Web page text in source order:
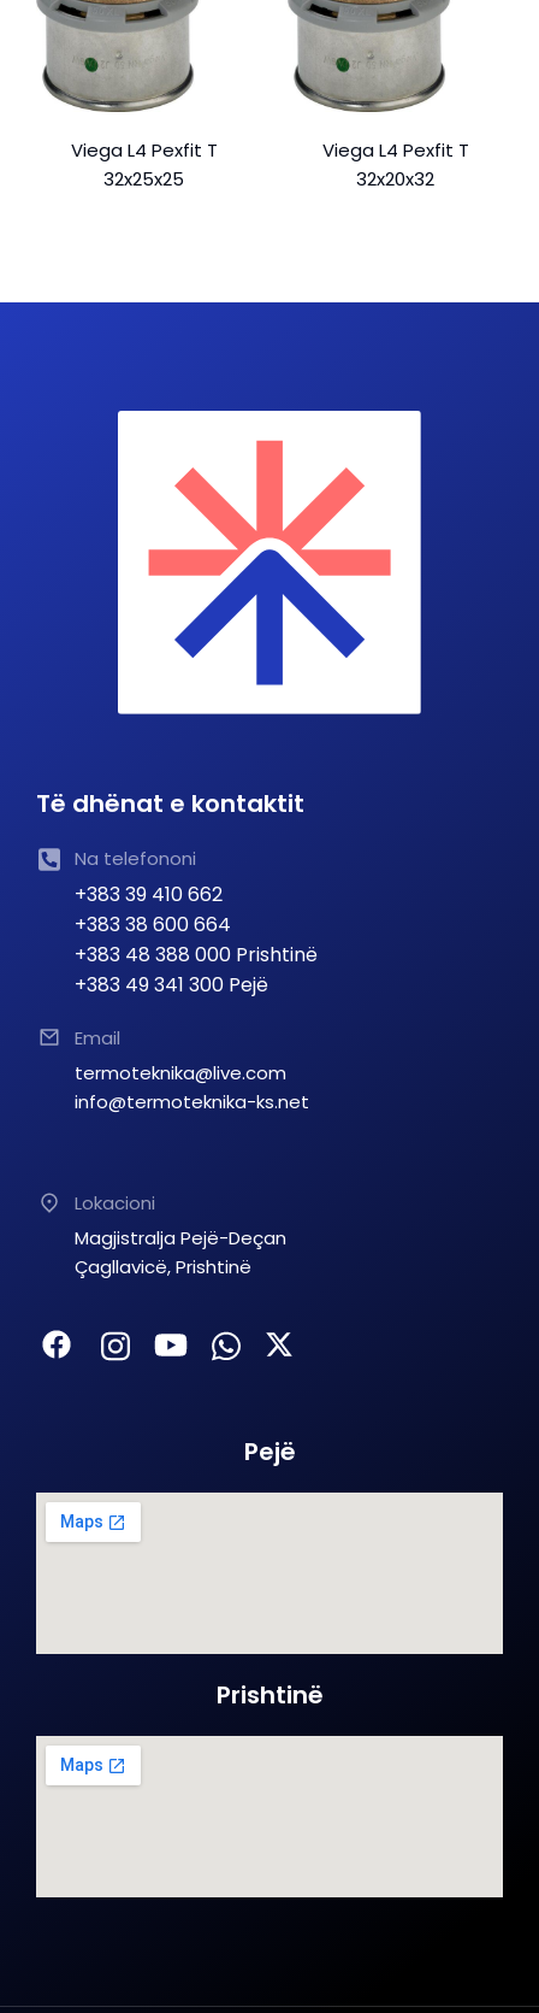
Viega L4 Pexfit T
32x25x25
Viega L4 Pexfit T
32x20x32
Të dhënat e kontaktit
Na telefononi
+383 39 410 662
+383 38 600 664
+383 48 388 000 Prishtinë
+383 49 341 300 Pejë
Email
termoteknika@live.com
info@termoteknika-ks.net
Lokacioni
Magjistralja Pejë-Deçan
Çagllavicë, Prishtinë
Pejë
Prishtinë